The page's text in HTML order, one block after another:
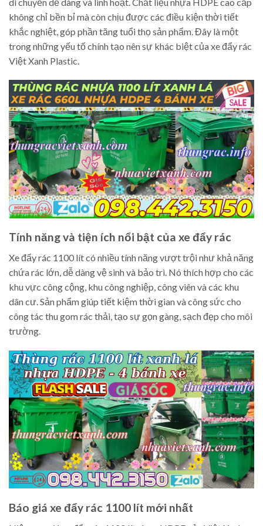
không chỉ bền bỉ mà còn chịu được các điều kiện thời tiết
khắc nghiệt, góp phần tăng tuổi thọ sản phẩm. Đây là một
trong những yếu tố chính tạo nên sự khác biệt của xe đẩy rác
Việt Xanh Plastic.
Tính năng và tiện ích nổi bật của xe đẩy rác
Xe đẩy rác 1100 lít có nhiều tính năng vượt trội như khả năng
chứa rác lớn, dễ dàng vệ sinh và bảo trì. Nó thích hợp cho các
khu vực công cộng, khu công nghiệp, công viên và các khu
dân cư. Sản phẩm giúp tiết kiệm thời gian và công sức cho
công tác thu gom rác thải, tạo sự gọn gàng, sạch đẹp cho môi
trường.
Báo giá xe đẩy rác 1100 lít mới nhất